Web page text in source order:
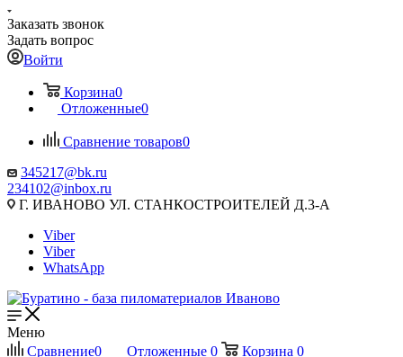
Заказать звонок
Задать вопрос
Войти
Корзина0
Отложенные0
Сравнение товаров0
345217@bk.ru
234102@inbox.ru
Г. ИВАНОВО УЛ. СТАНКОСТРОИТЕЛЕЙ Д.3-А
Viber
Viber
WhatsApp
Меню
Сравнение0 Отложенные 0 Корзина 0